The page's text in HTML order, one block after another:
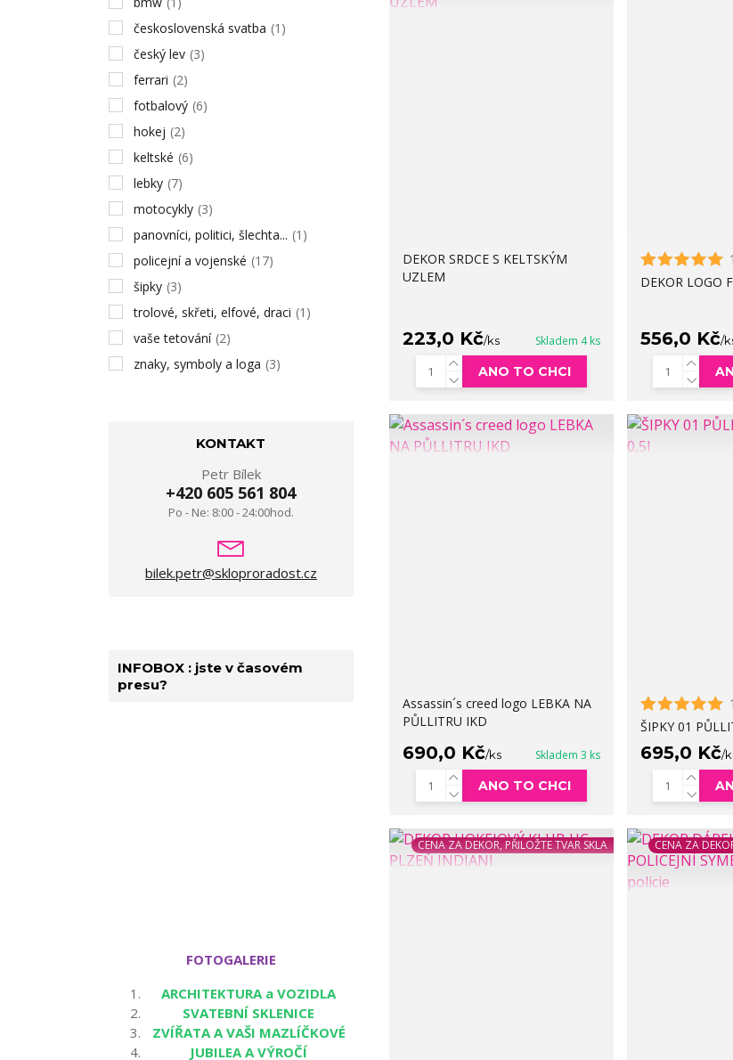
DEKOR SRDCE S KELTSKÝM
UZLEM
223,0 Kč/ks Skladem 4 ks
ANO TO CHCI
DEKOR LOGO
556,0 Kč/
Assassin´s creed logo LEBKA NA
PŮLLITRU IKD
690,0 Kč/ks Skladem 3 ks
ANO TO CHCI
ŠIPKY 01
695,0 Kč/
CENA ZA DEKOR, PŘILOŽTE TVAR SKLA CENA ZA
československá svatba (1)
český lev (3)
ferrari (2)
fotbalový (6)
hokej (2)
keltské (6)
lebky (7)
motocykly (3)
panovníci, politici, šlechta... (1)
policejní a vojenské (17)
šipky (3)
trolové, skřeti, elfové, draci (1)
vaše tetování (2)
znaky, symboly a loga (3)
KONTAKT
Petr Bílek
+420 605 561 804
Po - Ne: 8:00 - 24:00hod.
bilek.petr@skloproradost.cz
INFOBOX : jste v časovém
presu?
FOTOGALERIE
ARCHITEKTURA a VOZIDLA
SVATEBNÍ SKLENICE
ZVÍŘATA A VAŠI MAZLÍČKOVÉ
JUBILEA A VÝROČÍ